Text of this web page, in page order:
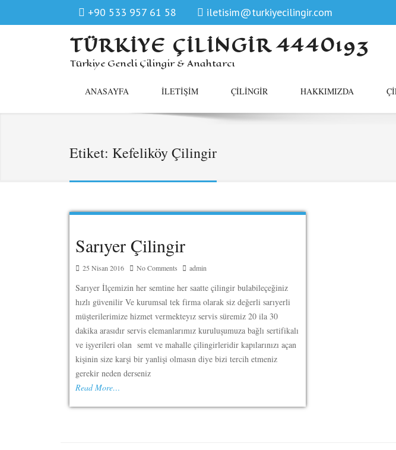
+90 533 957 61 58 iletisim@turkiyecilingir.com
TÜRKIYE ÇILINGIR 4440193
Türkiye Geneli Çilingir & Anahtarcı
ANASAYFA İLETIŞIM ÇILINGIR HAKKIMIZDA
Etiket: Kefeliköy Çilingir
Sarıyer Çilingir
25 Nisan 2016 No Comments admin
Sarıyer İlçemizin her semtine her saatte çilingir bulabileçeğiniz
hızlı güvenilir Ve kurumsal tek firma olarak siz değerli sarıyerli
müşterilerimize hizmet vermekteyız servis süremiz 20 ila 30
dakika arasıdır servis elemanlarımız kuruluşumuza bağlı sertifikalı
ve işyerileri olan semt ve mahalle çilingirleridir kapılarınızı açan
kişinin size karşi bir yanlişi olmasın diye bizi tercih etmeniz
gerekir neden derseniz
Read More…